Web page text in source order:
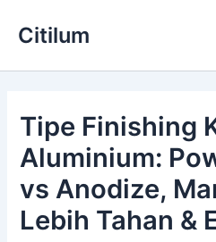
Citilum
Tipe Finishing
Aluminium:
vs Anodize,
Lebih Tahan &